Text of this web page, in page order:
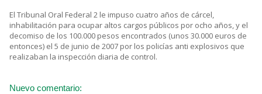
El Tribunal Oral Federal 2 le impuso cuatro años de cárcel,
inhabilitación para ocupar altos cargos públicos por ocho años, y el
decomiso de los 100.000 pesos encontrados (unos 30.000 euros de
entonces) el 5 de junio de 2007 por los policías anti explosivos que
realizaban la inspección diaria de control.
Nuevo comentario: